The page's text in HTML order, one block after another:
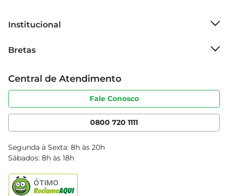
Institucional
Grupo Cencosud
Sobre privacidade
Portal do fornecedor
Cencosud Media
Bretas
Produtos Bretas
Código de ética
Serviços
Clube Bretas
Blog Bretas
Black Friday
Central de Atendimento
Fale Conosco
0800 720 1111
Segunda à Sexta: 8h às 20h
Sábados: 8h às 18h